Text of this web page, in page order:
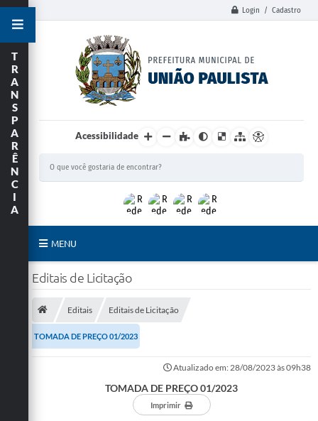
Login / Cadastro
Acessibilidade
MENU
Principal
Galeria de Fotos
T
R
A
N
S
P
A
R
Ê
N
C
I
A
Editais de Licitação
Editais Editais de Licitação
TOMADA DE PREÇO 01/2023
Atualizado em: 28/08/2023 às 09h38
TOMADA DE PREÇO 01/2023
Imprimir